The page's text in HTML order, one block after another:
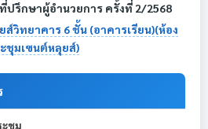
รึกษาผู้อำนวยการ ครั้งที่ 2/2568
ส์วิทยาคาร 6 ชั้น (อาคารเรียน)(ห้อง
ชุมเซนต์หลุยส์)
ะชุม